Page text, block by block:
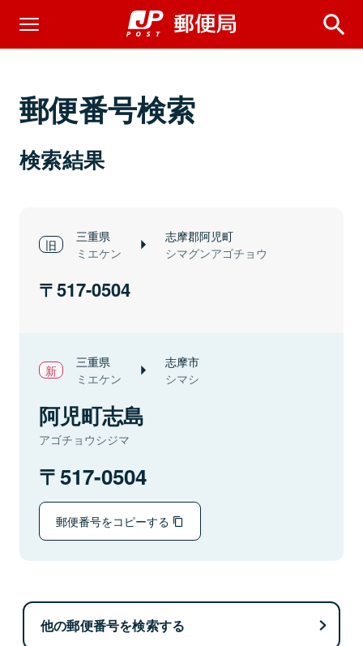
郵便番号検索
検索結果
三重県
ミエケン
志摩郡阿児町
シマグンアゴチョウ
517-0504
三重県
ミエケン
志摩市
シマシ
阿児町志島
アゴチョウシジマ
517-0504
郵便番号をコピーする
他の郵便番号を検索する